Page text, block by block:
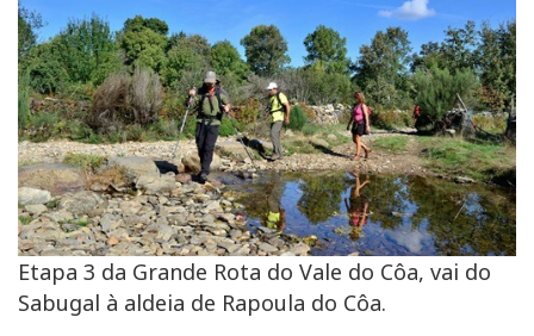
Etapa 3 da Grande Rota do Vale do Côa, vai do
Sabugal à aldeia de Rapoula do Côa.